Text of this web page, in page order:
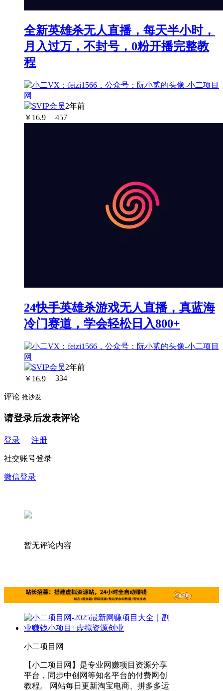
全新英雄杀无人直播，每天半小时，
月入过万，不封号，0粉开播完整教
程
2年前
￥ 16.9 457
24快手英雄杀游戏无人直播，真蓝海
冷门赛道，学会轻松日入800+
2年前
￥ 16.9 334
评论 抢沙发
请登录后发表评论
登录 注册
社交账号登录
微信登录
暂无评论内容
小二项目网
【小二项目网】是专业网赚项目资源分享
平台，同步中创网等知名平台的付费网创
教程。 网站每日更新淘宝电商、拼多多运